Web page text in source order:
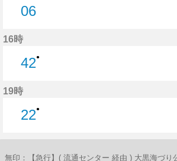
06
16時
42●
19時
22●
無印：【急行】( 流通センター 経由 ) 大黒海づり